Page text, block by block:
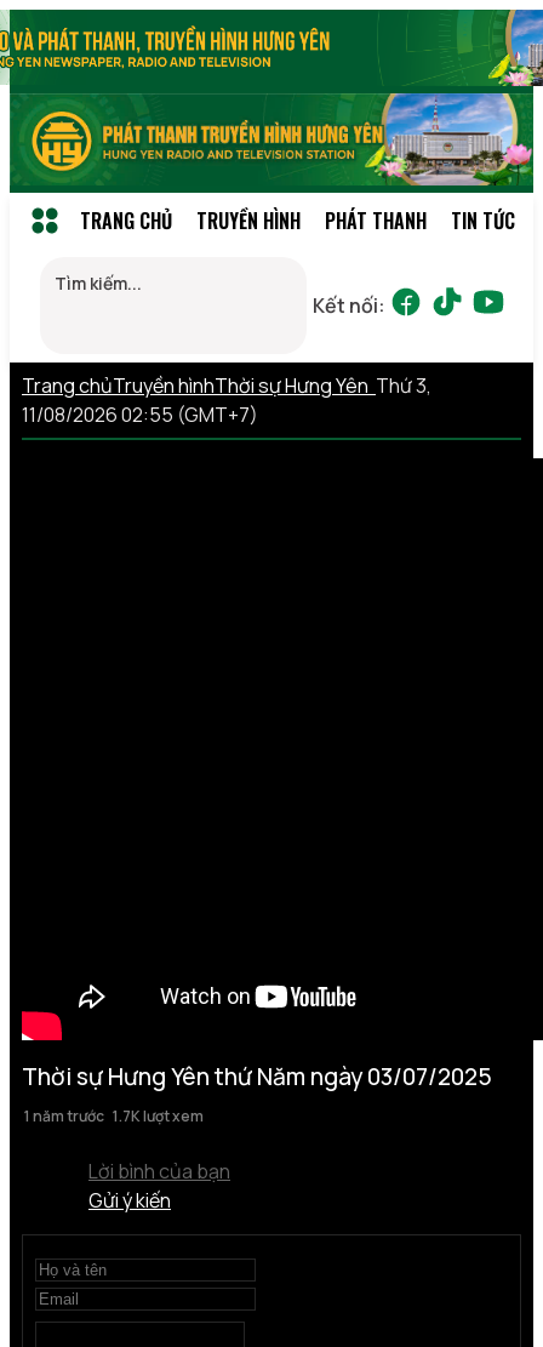
TRANG CHỦ TRUYỀN HÌNH PHÁT THANH TIN TỨC
Kết nối:
Trang chủTruyền hìnhThời sự Hưng Yên Thứ 3,
11/08/2026 02:55 (GMT+7)
Thời sự Hưng Yên thứ Năm ngày 03/07/2025
1 năm trước 1.7K lượt xem
Lời bình của bạn
Gửi ý kiến